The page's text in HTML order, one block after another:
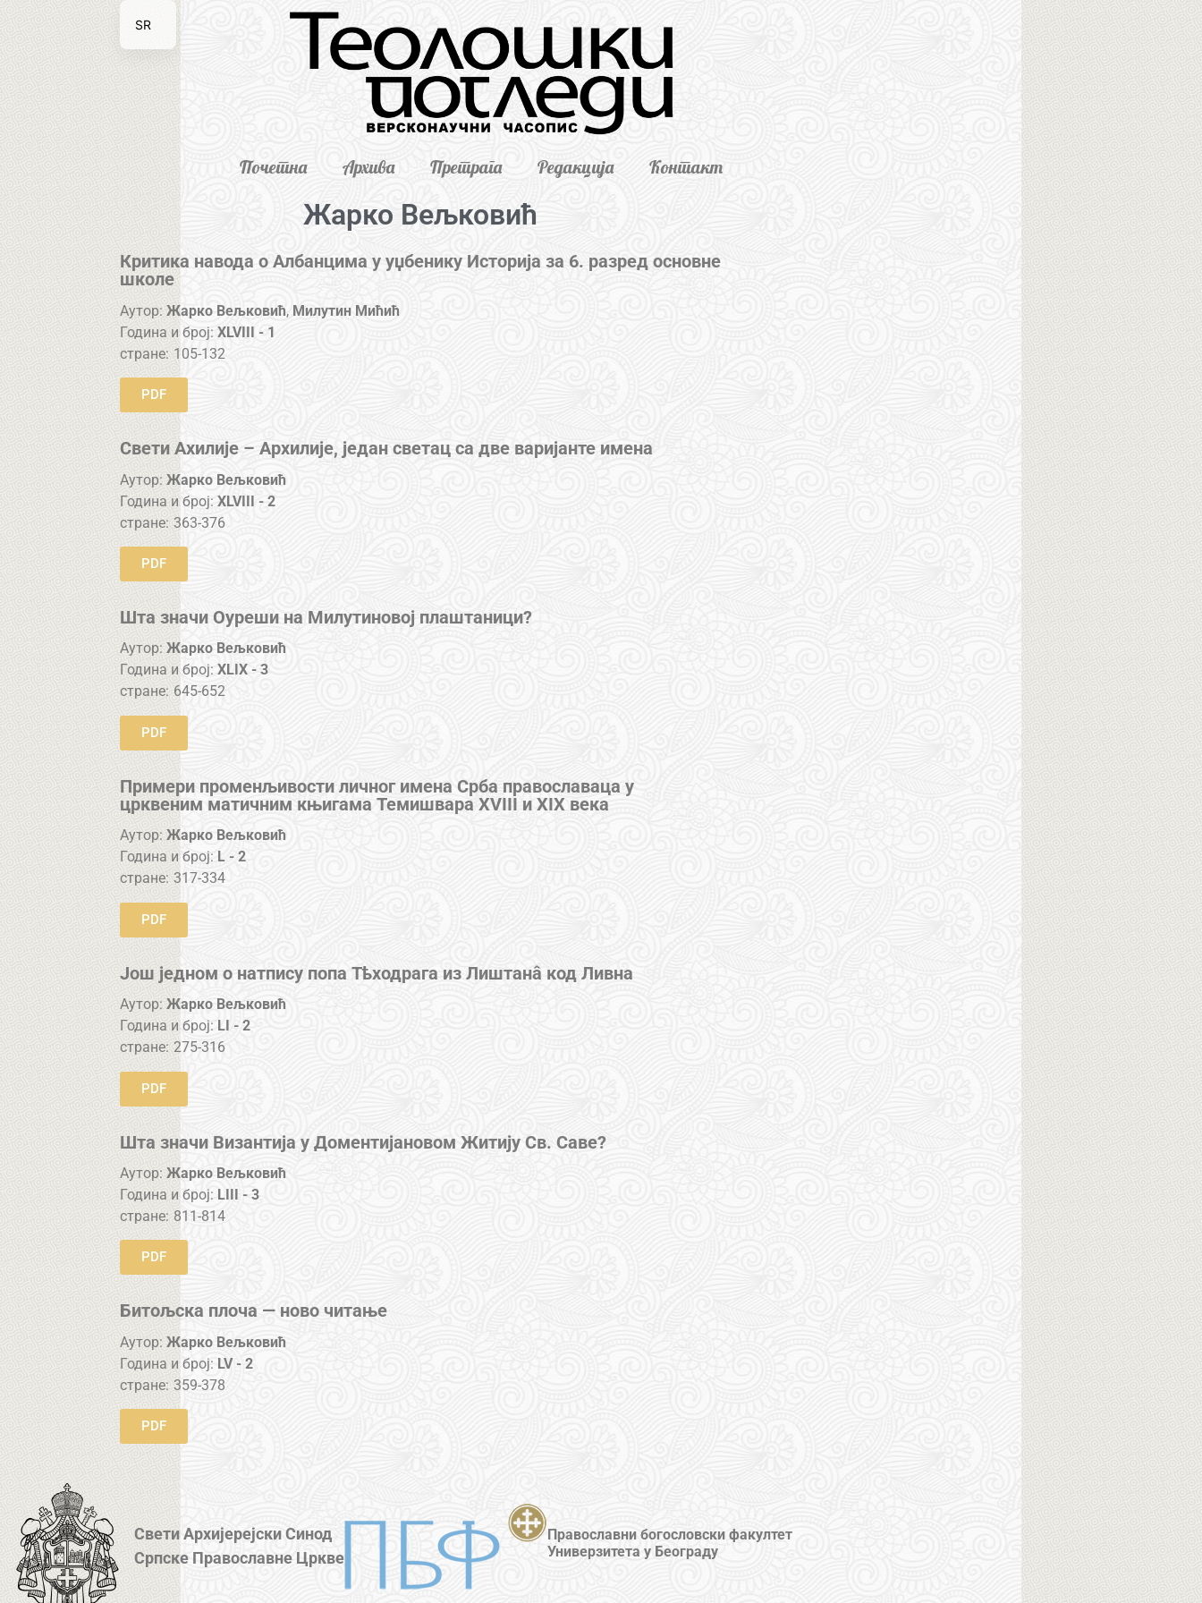
Почетна Архива Претрага Редакција Контакт
Жарко Вељковић
Критика навода о Албанцима у уџбенику Историја за 6. разред основне
школе
Аутор: Жарко Вељковић, Милутин Мићић
Година и број:XLVIII - 1
стране: 105-132
PDF
Свети Ахилије – Архилије, један светац са две варијанте имена
Аутор: Жарко Вељковић
Година и број:XLVIII - 2
стране: 363-376
PDF
Шта значи Оуреши на Милутиновој плаштаници?
Аутор: Жарко Вељковић
Година и број:XLIX - 3
стране: 645-652
PDF
Примери променљивости личног имена Срба православаца у
црквеним матичним књигама Темишвара XVIII и XIX века
Аутор: Жарко Вељковић
Година и број: L - 2
стране: 317-334
PDF
Још једном о натпису попа Тѣходрага из Лиштанâ код Ливна
Аутор: Жарко Вељковић
Година и број: LI - 2
стране: 275-316
PDF
Шта значи Византија у Доментијановом Житију Св. Саве?
Аутор: Жарко Вељковић
Година и број: LIII - 3
стране: 811-814
PDF
Битољска плоча — ново читање
Аутор: Жарко Вељковић
Година и број: LV - 2
стране: 359-378
PDF
Свети Архијерејски Синод
Српске Православне Цркве
Православни богословски факултет
Универзитета у Београду
SR
EN